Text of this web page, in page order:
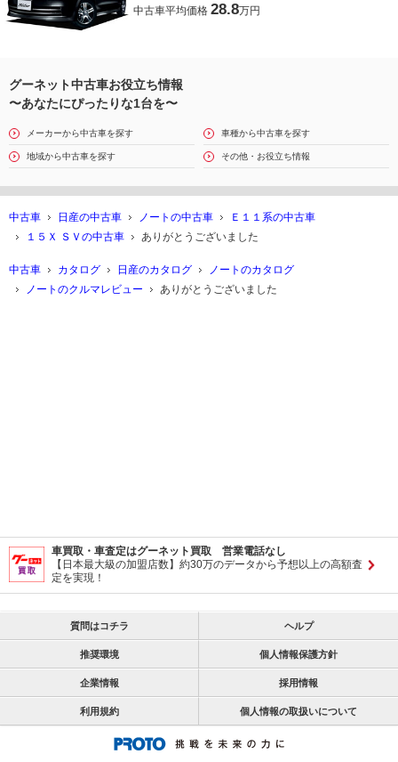
中古車平均価格 28.8万円
グーネット中古車お役立ち情報
〜あなたにぴったりな1台を〜
メーカーから中古車を探す 車種から中古車を探す
地域から中古車を探す その他・お役立ち情報
中古車 日産の中古車 ノートの中古車
Ｅ１１系の中古車
１５Ｘ ＳＶの中古車
ありがとうございました
中古車 カタログ 日産のカタログ
ノートのカタログ
ノートのクルマレビュー
ありがとうございました
車買取・車査定はグーネット買取 営業電話なし
【日本最大級の加盟店数】約30万のデータから予想以上の高額査
定を実現！
質問はコチラ ヘルプ
推奨環境 個人情報保護方針
企業情報 採用情報
利用規約 個人情報の取扱いについて